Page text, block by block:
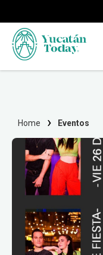
Home Eventos